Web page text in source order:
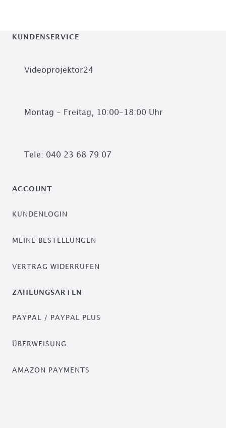
KUNDENSERVICE
Videoprojektor24
Montag - Freitag, 10:00-18:00 Uhr
Tele: 040 23 68 79 07
ACCOUNT
KUNDENLOGIN
MEINE BESTELLUNGEN
VERTRAG WIDERRUFEN
ZAHLUNGSARTEN
PAYPAL / PAYPAL PLUS
ÜBERWEISUNG
AMAZON PAYMENTS